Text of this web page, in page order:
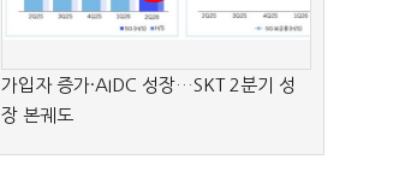
가입자 증가·AIDC 성장…SKT 2분기 성
장 본궤도